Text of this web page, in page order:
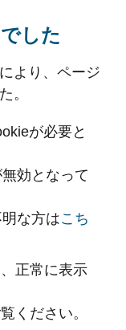
した
より、ページ
。
が必要と
効となって
な方はこち
正常に表示
ください。